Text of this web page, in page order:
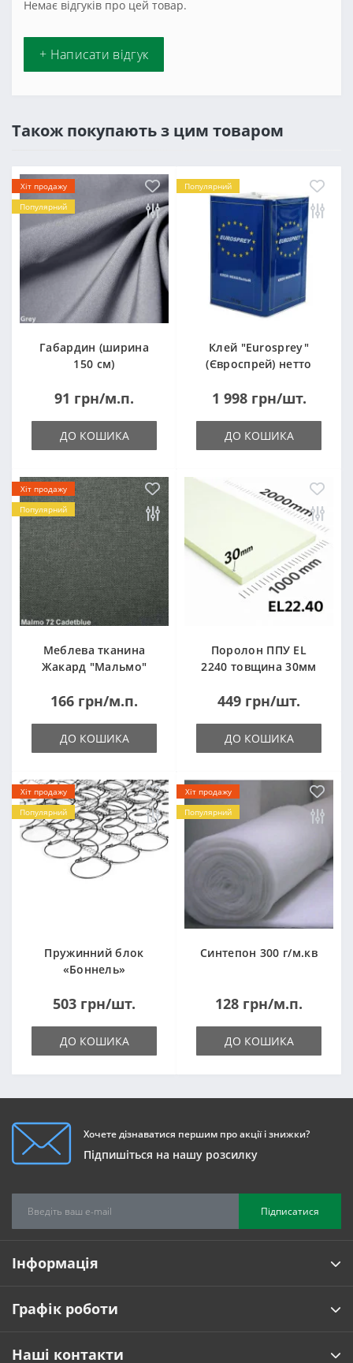
Немає відгуків про цей товар.
+ Написати відгук
Також покупають з цим товаром
Хіт продажу
Популярний
Габардин (ширина
150 см)
91 грн/м.п.
ДО КОШИКА
Популярний
Клей "Eurosprey"
(Євроспрей) нетто
1 998 грн/шт.
ДО КОШИКА
Хіт продажу
Популярний
Меблева тканина
Жакард "Мальмо"
166 грн/м.п.
ДО КОШИКА
Поролон ППУ EL
2240 товщина 30мм
(1000x2000мм)
449 грн/шт.
ДО КОШИКА
Хіт продажу
Популярний
Пружинний блок
«Боннель»
503 грн/шт.
ДО КОШИКА
Хіт продажу
Популярний
Синтепон 300 г/м.кв
128 грн/м.п.
ДО КОШИКА
Хочете дізнаватися першим про акції і знижки?
Підпишіться на нашу розсилку
Підписатися
Інформація
Графік роботи
Наші контакти